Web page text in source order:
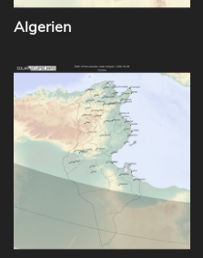
Algerien